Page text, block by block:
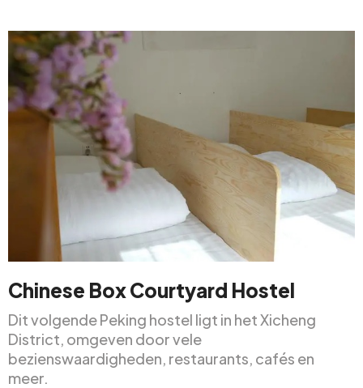
Chinese Box Courtyard Hostel
Dit volgende Peking hostel ligt in het Xicheng
District, omgeven door vele
bezienswaardigheden, restaurants, cafés en
meer.